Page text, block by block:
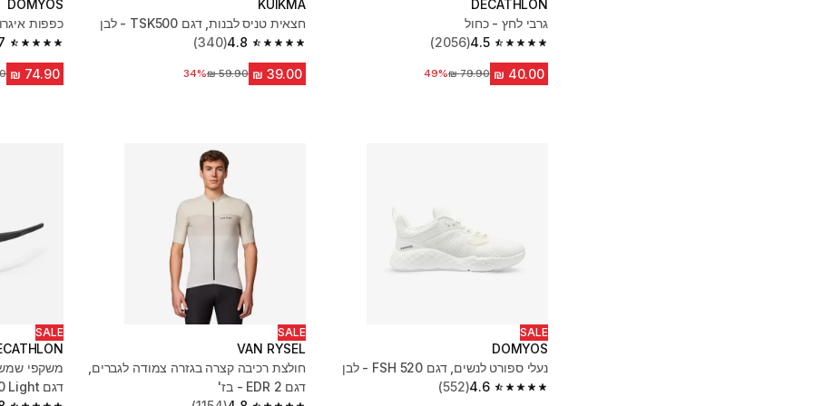
DECATHLON
גרבי לחץ - כחול
4.5
4.5 out of 5 stars from 2056 reviews
(2056)
מחיר לפני הנחה‏79.90 ₪
49%
KUIKMA
חצאית טניס לבנות, דגם TSK500 - לבן
4.8
4.8 out of 5 stars from 340 reviews
(340)
מחיר לפני הנחה‏59.90 ₪
34%
DOMYOS
כפפות
4.7 out of 5 stars from 266 reviews
‏149.90 ₪
SALE
DOMYOS
נעלי ספורט לנשים, דגם FSH 520 - לבן
4.6
4.6 out of 5 stars from 552 reviews
(552)
SALE
VAN RYSEL
חולצת רכיבה קצרה בגזרה צמודה לגברים,
דגם EDR 2 - בז'
SALE
דגם Perf 500 Light - שחור/כחול